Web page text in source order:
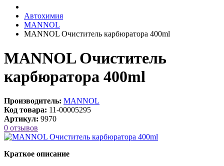
Автохимия
MANNOL
MANNOL Очиститель карбюратора 400ml
MANNOL Очиститель
карбюратора 400ml
Производитель: MANNOL
Код товара: 11-00005295
Артикул: 9970
0 отзывов
Краткое описание